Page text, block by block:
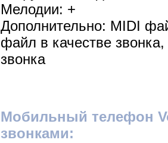
Мелодии: +
Дополнительно: MIDI
файл в качестве
звонка
Мобильный телефон
звонками: